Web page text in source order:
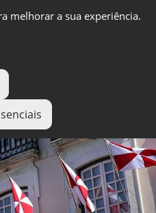
melhorar a sua experiência.